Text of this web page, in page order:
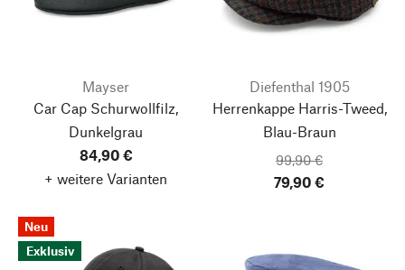
Mayser
Car Cap Schurwollfilz,
Dunkelgrau
84,90 €
+ weitere Varianten
Diefenthal 1905
Herrenkappe Harris-Tweed,
Blau-Braun
99,90 €
79,90 €
Neu
Exklusiv